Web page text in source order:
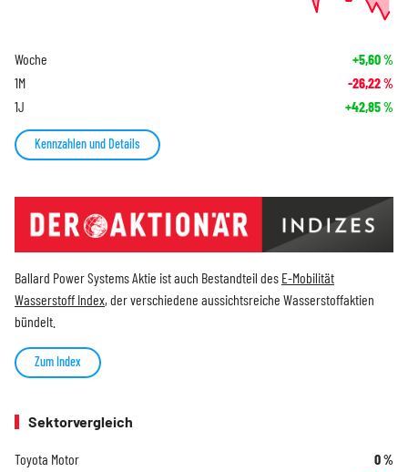
Woche +5,60%
1M -26,22%
1J +42,85%
Kennzahlen und Details
Ballard Power Systems Aktie ist auch Bestandteil des E-Mobilität
Wasserstoff Index, der verschiedene aussichtsreiche Wasserstoffaktien
bündelt.
Zum Index
Sektorvergleich
Toyota Motor 0%